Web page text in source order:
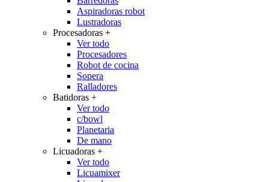
Aspiradoras robot
Lustradoras
Procesadoras +
Ver todo
Procesadores
Robot de cocina
Sopera
Ralladores
Batidoras +
Ver todo
c/bowl
Planetaria
De mano
Licuadoras +
Ver todo
Licuamixer